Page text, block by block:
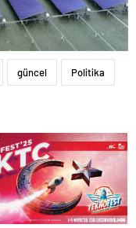
güncel Politika